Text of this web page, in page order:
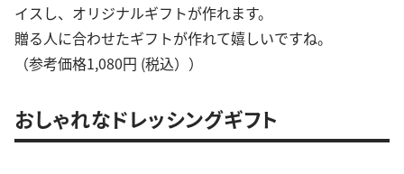
イスし、オリジナルギフトが作れます。
贈る人に合わせたギフトが作れて嬉しいですね。
（参考価格1,080円 (税込））
おしゃれなドレッシングギフト